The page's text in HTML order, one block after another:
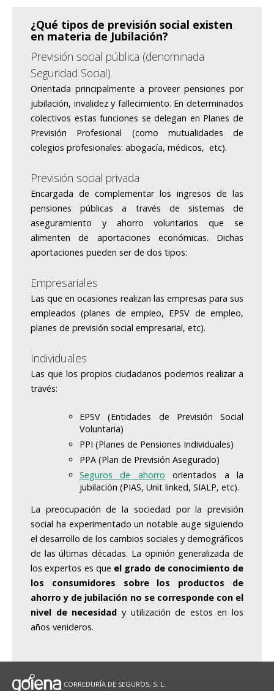
¿Qué tipos de previsión social existen
en materia de Jubilación?
Previsión social pública (denominada
Seguridad Social)
Orientada principalmente a proveer pensiones por
jubilación, invalidez y fallecimiento. En determinados
colectivos estas funciones se delegan en Planes de
Previsión Profesional (como mutualidades de
colegios profesionales: abogacía, médicos, etc).
Previsión social privada
Encargada de complementar los ingresos de las
pensiones públicas a través de sistemas de
aseguramiento y ahorro voluntarios que se
alimenten de aportaciones económicas. Dichas
aportaciones pueden ser de dos tipos:
Empresariales
Las que en ocasiones realizan las empresas para sus
empleados (planes de empleo, EPSV de empleo,
planes de previsión social empresarial, etc).
Individuales
Las que los propios ciudadanos podemos realizar a
través:
EPSV (Entidades de Previsión Social
Voluntaria)
PPI (Planes de Pensiones Individuales)
PPA (Plan de Previsión Asegurado)
Seguros de ahorro orientados a la
jubilación (PIAS, Unit linked, SIALP, etc).
La preocupación de la sociedad por la previsión
social ha experimentado un notable auge siguiendo
el desarrollo de los cambios sociales y demográficos
de las últimas décadas. La opinión generalizada de
los expertos es que el grado de conocimiento de
los consumidores sobre los productos de
ahorro y de jubilación no se corresponde con el
nivel de necesidad y utilización de estos en los
años venideros.
CORREDURÍA DE SEGUROS, S. L.